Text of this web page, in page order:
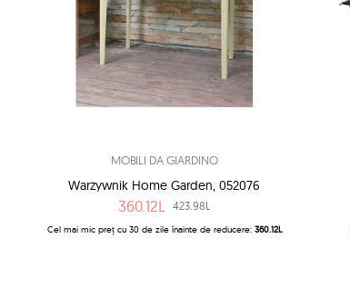
MOBILI DA GIARDINO
Warzywnik Home Garden, 052076
360.12L 423.98L
Cel mai mic preț cu 30 de zile înainte de reducere: 360.12L